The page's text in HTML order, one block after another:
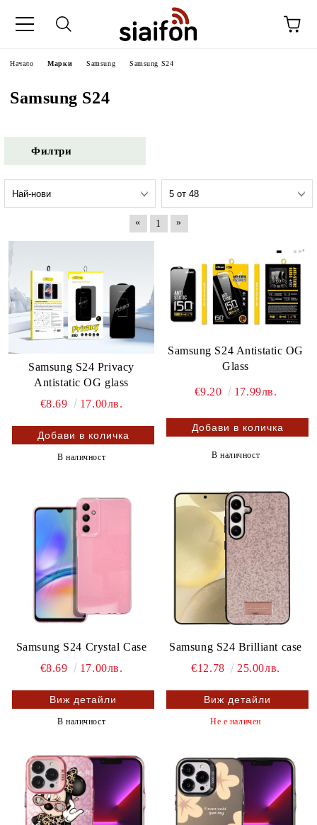
Начало Марки Samsung Samsung S24
Samsung S24
Филтри
« 1 »
Samsung S24 Privacy
Antistatic OG glass
€8.69
17.00лв.
В наличност
Samsung S24 Antistatic OG
Glass
€9.20 17.99лв.
В наличност
Samsung S24 Crystal Case
€8.69
17.00лв.
Виж детайли
В наличност
Samsung S24 Brilliant case
€12.78
25.00лв.
Виж детайли
Не е наличен